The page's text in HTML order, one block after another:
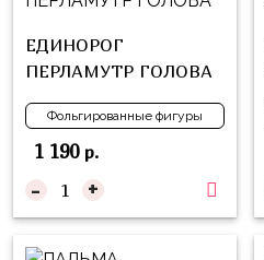
ЕДИНОРОГ
ПЕРЛАМУТР ГОЛОВА
Фольгированные фигуры
1 190р.
- +
Куклы
ЛОЛ
Для
Него
Для
Мишка